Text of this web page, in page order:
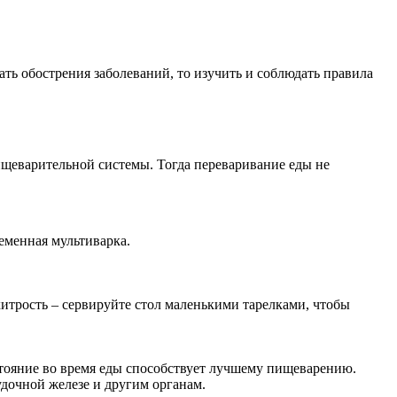
обострения заболеваний, то изучить и соблюдать правила
системы. Тогда переваривание еды не
мультиварка.
– сервируйте стол маленькими тарелками, чтобы
во время еды способствует лучшему пищеварению.
железе и другим органам.